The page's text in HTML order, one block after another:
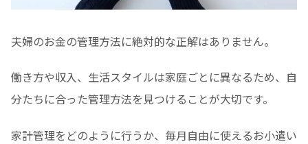
夫婦のお金の管理方法に絶対的な正解はありません。
働き方や収入、生活スタイルは家庭ごとに異なるため、自
分たちに合った管理方法を見つけることが大切です。
家計管理をどのように行うか、毎月自由に使えるお小遣い